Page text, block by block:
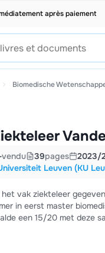
après paiement
Biomedische
vendu 39pages
2023/
Leuven (KU
in eerst master
een 15/20 met deze